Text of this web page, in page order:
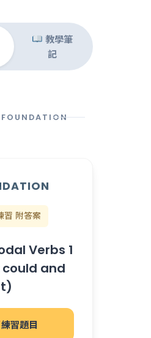
教學筆
記
習 附答案
Verbs 1
could and
練習題目